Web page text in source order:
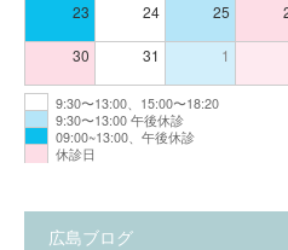
23 24 25
30 31 1
9:30〜13:00、15:00〜18:20
9:30〜13:00 午後休診
09:00~13:00、午後休診
休診日
広島ブログ